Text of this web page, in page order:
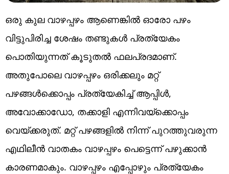
ഒരു കുല വാഴപ്പഴം ആണെങ്കിൽ ഓരോ പഴം
വിട്ടുപിരിച്ച ശേഷം തണ്ടുകൾ പ്രത്യേകം
പൊതിയുന്നത് കൂടുതൽ ഫലപ്രദമാണ്.
അതുപോലെ വാഴപ്പഴം ഒരിക്കലും മറ്റ്
പഴങ്ങൾക്കൊപ്പം പ്രത്യേകിച്ച് ആപ്പിൾ,
അവോക്കാഡോ, തക്കാളി എന്നിവയ്ക്കൊപ്പം
വെയ്ക്കരുത്. മറ്റ് പഴങ്ങളിൽ നിന്ന് പുറത്തുവരുന്ന
എഥിലീൻ വാതകം വാഴപ്പഴം പെട്ടെന്ന് പഴുക്കാൻ
കാരണമാകും. വാഴപ്പഴം എപ്പോഴും പ്രത്യേകം